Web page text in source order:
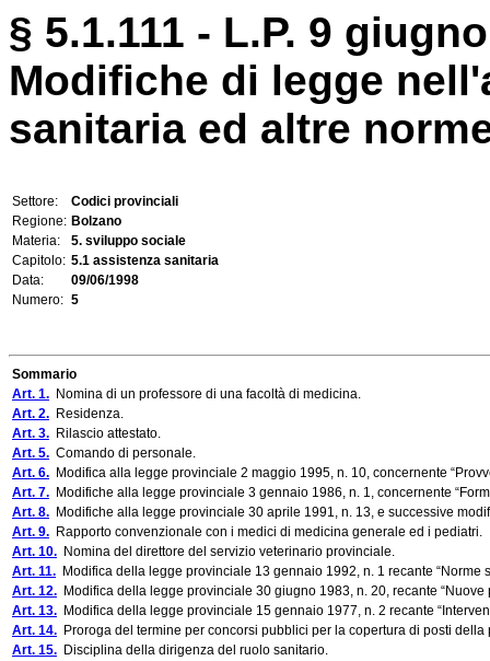
§ 5.1.111 - L.P. 9
Modifiche di legge
sanitaria ed altre
Settore:
Codici provinciali
Regione: Bolzano
Materia:
5. sviluppo sociale
Capitolo: 5.1 assistenza sanitaria
Data:
09/06/1998
Numero: 5
Sommario
Art. 1. Nomina di un professore di una facoltà di medicina.
Art. 2. Residenza.
Art. 3. Rilascio attestato.
Art. 5. Comando di personale.
Art. 6. Modifica alla legge provinciale 2 maggio 1995, n. 10, concernente
Art. 7. Modifiche alla legge provinciale 3 gennaio 1986, n. 1, concernente
Art. 8. Modifiche alla legge provinciale 30 aprile 1991, n. 13, e successive
Art. 9. Rapporto convenzionale con i medici di medicina generale ed i pediatri.
Art. 10. Nomina del direttore del servizio veterinario provinciale.
Art. 11. Modifica della legge provinciale 13 gennaio 1992, n. 1 recante
Art. 12. Modifica della legge provinciale 30 giugno 1983, n. 20, recante
Art. 13. Modifica della legge provinciale 15 gennaio 1977, n. 2 recante
Art. 14. Proroga del termine per concorsi pubblici per la copertura di posti
Art. 15. Disciplina della dirigenza del ruolo sanitario.